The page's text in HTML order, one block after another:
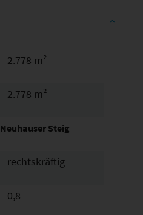
2.778 m²
2.778 m²
Neuhauser Steig
rechtskräftig
0,8